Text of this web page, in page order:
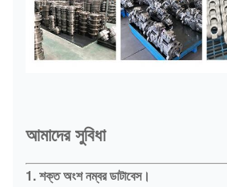
আমাদের সুবিধা
1. শক্ত অংশ নম্বর ডাটাবেস।